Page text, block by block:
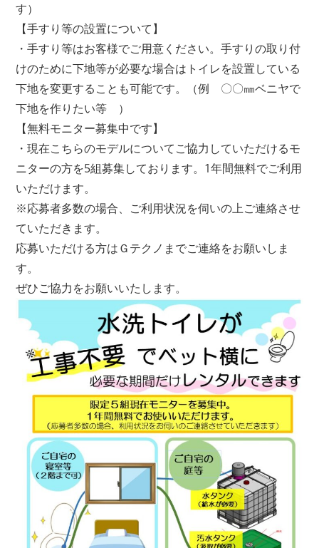
す）
【手すり等の設置について】
・手すり等はお客様でご用意ください。手すりの取り付
けのために下地等が必要な場合はトイレを設置している
下地を変更することも可能です。（例 〇〇㎜ベニヤで
下地を作りたい等 ）
【無料モニター募集中です】
・現在こちらのモデルについてご協力していただけるモ
ニターの方を5組募集しております。1年間無料でご利用
いただけます。
※応募者多数の場合、ご利用状況を伺いの上ご連絡させ
ていただきます。
応募いただける方はＧテクノまでご連絡をお願いしま
す。
ぜひご協力をお願いいたします。